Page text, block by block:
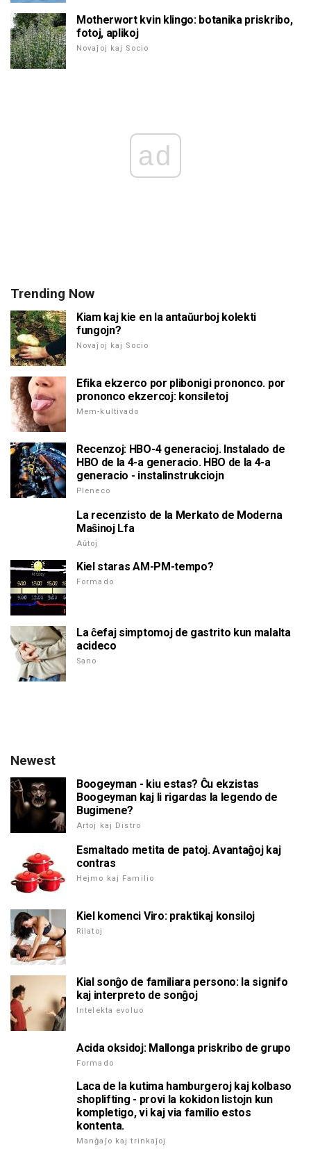
Motherwort kvin klingo: botanika priskribo,
fotoj, aplikoj
Novaĵoj kaj Socio
ad
Trending Now
Kiam kaj kie en la antaŭurboj kolekti
fungojn?
Novaĵoj kaj Socio
Efika ekzerco por plibonigi prononco. por
prononco ekzercoj: konsiletoj
Mem-kultivado
Recenzoj: HBO-4 generacioj. Instalado de
HBO de la 4-a generacio. HBO de la 4-a
generacio - instalinstrukciojn
Pleneco
La recenzisto de la Merkato de Moderna
Maŝinoj Lfa
Aŭtoj
Kiel staras AM-PM-tempo?
Formado
La ĉefaj simptomoj de gastrito kun malalta
acideco
Sano
Newest
Boogeyman - kiu estas? Ĉu ekzistas
Boogeyman kaj li rigardas la legendo de
Bugimene?
Artoj kaj Distro
Esmaltado metita de patoj. Avantaĝoj kaj
contras
Hejmo kaj Familio
Kiel komenci Viro: praktikaj konsiloj
Rilatoj
Kial sonĝo de familiara persono: la signifo
kaj interpreto de sonĝoj
Intelekta evoluo
Acida oksidoj: Mallonga priskribo de grupo
Formado
Laca de la kutima hamburgeroj kaj kolbaso
shoplifting - provi la kokidon listojn kun
kompletigo, vi kaj via familio estos
kontenta.
Manĝaĵo kaj trinkaĵoj